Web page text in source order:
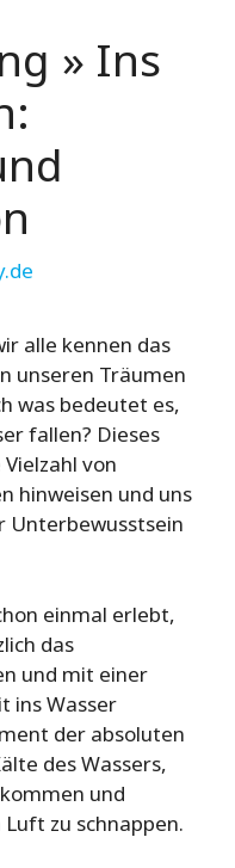
» Ins
alle kennen das
unseren Träumen
was bedeutet es,
fallen? Dieses
von
hinweisen und uns
Unterbewusstsein
einmal erlebt,
das
und mit einer
ins Wasser
der absoluten
des Wassers,
und
zu schnappen.